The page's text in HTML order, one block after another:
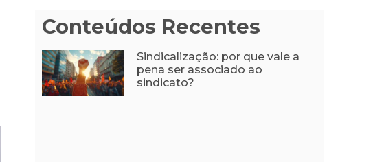
Conteúdos Recentes
Sindicalização: por que vale a
pena ser associado ao
sindicato?